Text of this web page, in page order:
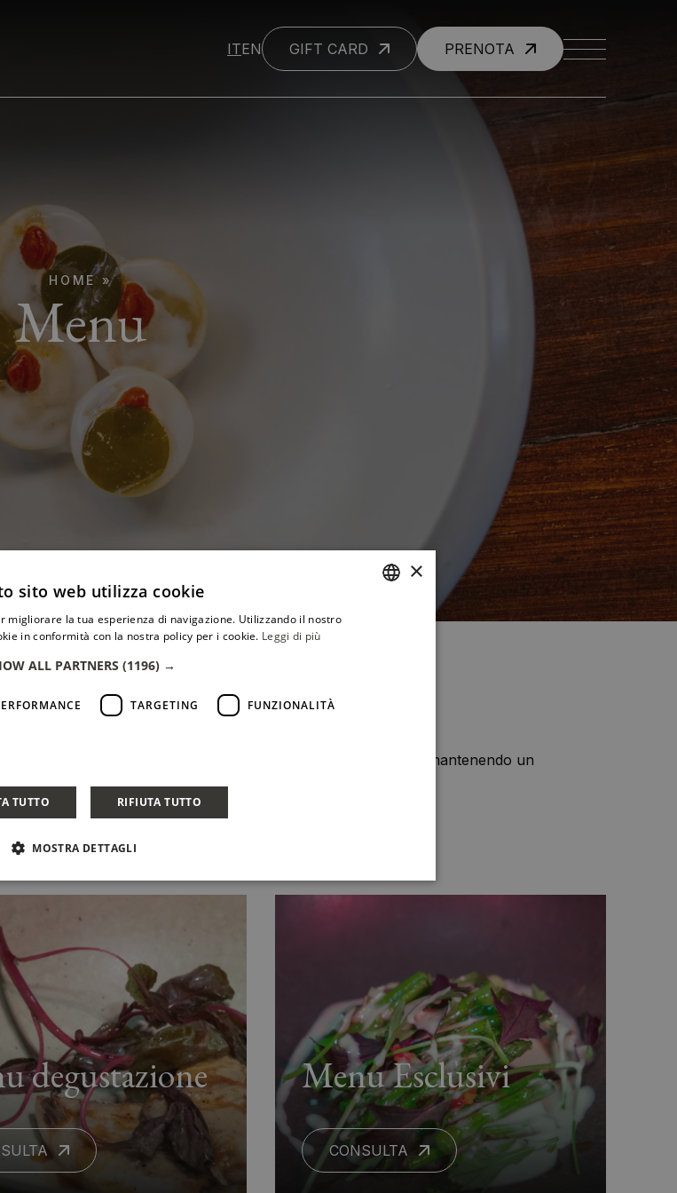
ITEN GIFT CARD PRENOTA
HOME»
Menu
e creativa, che ama giocare con sapori, tecniche e memoria, mantenendo un
degustazione Menu Esclusivi
CONSULTA
×
sito web utilizza cookie
migliorare la tua esperienza di navigazione. Utilizzando il nostro
in conformità con la nostra policy per i cookie. Leggi di più
ALL PARTNERS (1196) →
TARGETING FUNZIONALITÀ
TUTTO RIFIUTA TUTTO
MOSTRA DETTAGLI